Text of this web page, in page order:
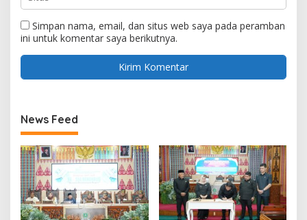
Simpan nama, email, dan situs web saya pada peramban
ini untuk komentar saya berikutnya.
News Feed